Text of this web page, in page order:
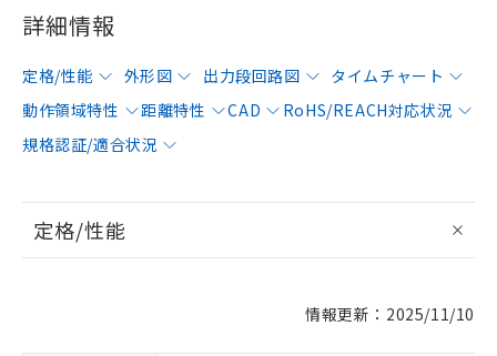
詳細情報
定格/性能 外形図 出力段回路図
タイムチャート
動作領域特性
距離特性 CAD
RoHS/REACH対応状況
規格認証/適合状況
定格/性能
情報更新：2025/11/10